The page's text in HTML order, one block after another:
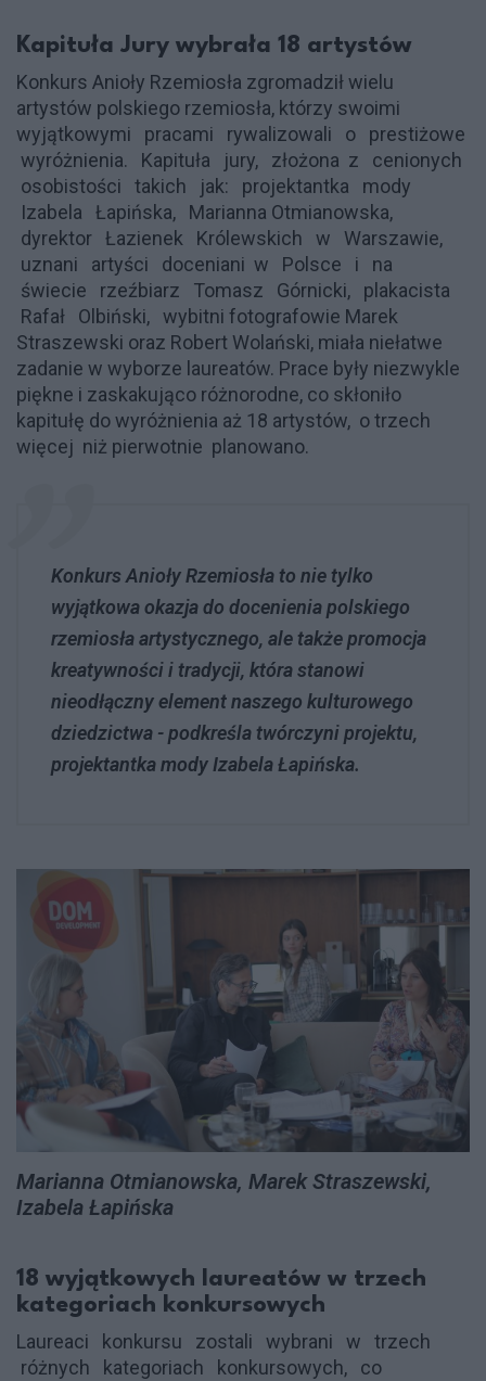
Kapituła Jury wybrała 18 artystów
Konkurs Anioły Rzemiosła zgromadził wielu
artystów polskiego rzemiosła, którzy swoimi
wyjątkowymi pracami rywalizowali o prestiżowe
wyróżnienia. Kapituła jury, złożona z cenionych
osobistości takich jak: projektantka mody
Izabela Łapińska, Marianna Otmianowska,
dyrektor Łazienek Królewskich w Warszawie,
uznani artyści doceniani w Polsce i na
świecie rzeźbiarz Tomasz Górnicki, plakacista
Rafał Olbiński, wybitni fotografowie Marek
Straszewski oraz Robert Wolański, miała niełatwe
zadanie w wyborze laureatów. Prace były niezwykle
piękne i zaskakująco różnorodne, co skłoniło
kapitułę do wyróżnienia aż 18 artystów, o trzech
więcej niż pierwotnie planowano.
Konkurs Anioły Rzemiosła to nie tylko
wyjątkowa okazja do docenienia polskiego
rzemiosła artystycznego, ale także promocja
kreatywności i tradycji, która stanowi
nieodłączny element naszego kulturowego
dziedzictwa - podkreśla twórczyni projektu,
projektantka mody Izabela Łapińska.
Marianna Otmianowska, Marek Straszewski,
Izabela Łapińska
18 wyjątkowych laureatów w trzech
kategoriach konkursowych
Laureaci konkursu zostali wybrani w trzech
różnych kategoriach konkursowych, co